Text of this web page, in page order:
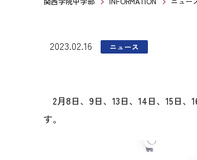
2023.02.16 ニュース
2月8日、9日、13日、14日、15日
す。